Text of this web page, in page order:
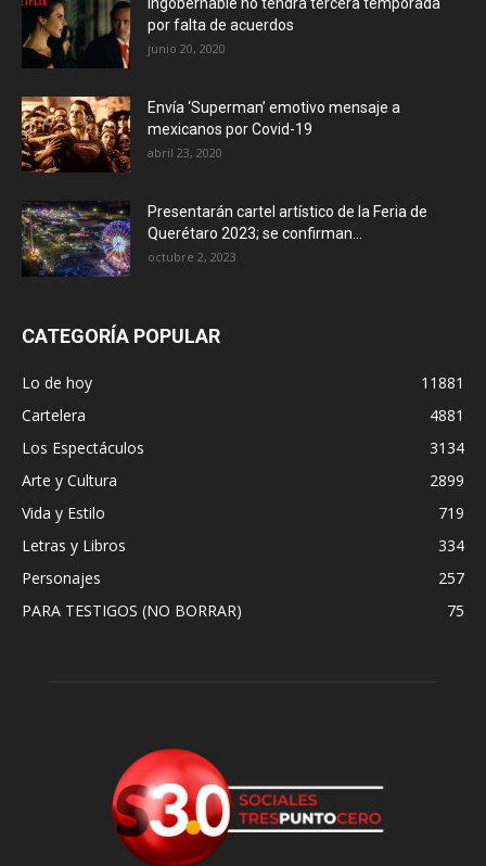
Ingobernable no tendrá tercera temporada
por falta de acuerdos
junio 20, 2020
Envía ‘Superman’ emotivo mensaje a
mexicanos por Covid-19
abril 23, 2020
Presentarán cartel artístico de la Feria de
Querétaro 2023; se confirman...
octubre 2, 2023
CATEGORÍA POPULAR
Lo de hoy
11881
Cartelera
4881
Los Espectáculos
3134
Arte y Cultura
2899
Vida y Estilo
719
Letras y Libros
334
Personajes
257
PARA TESTIGOS (NO BORRAR)
75